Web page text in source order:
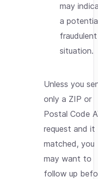
may
a
fraudulent
situation.
Unless you
only a ZIP or
Postal Code
request and it
matched, you
may want to
follow up